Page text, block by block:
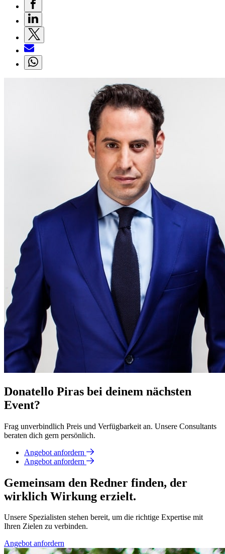
Donatello Piras bei deinem nächsten
Event?
Frag unverbindlich Preis und Verfügbarkeit an. Unsere Consultants
beraten dich gern persönlich.
Angebot anfordern
Angebot anfordern
Gemeinsam den Redner finden, der
wirklich Wirkung erzielt.
Unsere Spezialisten stehen bereit, um die richtige Expertise mit
Ihren Zielen zu verbinden.
Angebot anfordern